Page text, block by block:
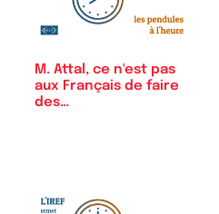
M. Attal, ce n'est pas
aux Français de faire
des…